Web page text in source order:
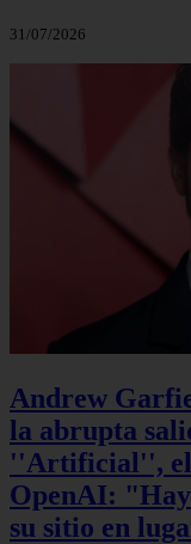
31/07/2026
Andrew
la abrupta
''Artificial'', el
OpenAI: "Hay
su sitio en